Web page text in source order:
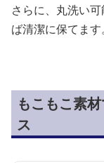
さらに、丸洗い
ば清潔に保てます。
もこもこ素
ス